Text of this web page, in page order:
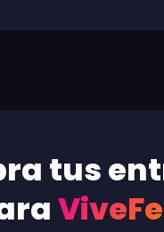
tus